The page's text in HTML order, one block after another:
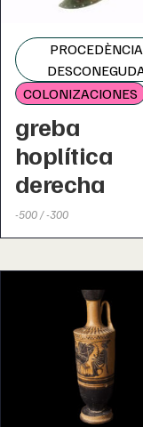
PROCEDÈNCIA
COLONIZACIONES
greba
hoplítica
derecha
-500 / -300